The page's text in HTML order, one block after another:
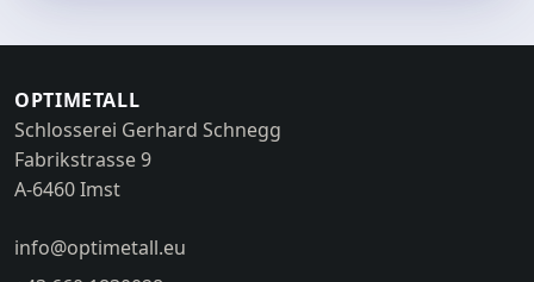
OPTIMETALL
Schlosserei Gerhard Schnegg
Fabrikstrasse 9
A-6460 Imst
info@optimetall.eu